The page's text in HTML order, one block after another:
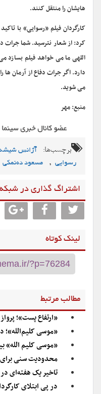
هایشان را منتقل کنند.
کارگردان فیلم «رسوایی» با
کرد: از شعار نترسید. شما جرات
اللهی ما می خواهد فیلم بسازد
دارد. اگر جرات دفاع از آرمان ها
می شوید.
منبع: مهر
برچسب‌ها: آژانس
رسوایی , مسعود ده‌نمکی
اشتراگ گذاری در شبکه
لینک کوتاه
مطالب مرتبط
«ارتفاع پست»؛
«موسی کلیم‌الله»؛
«موسی کلیم الله»
محدودیت سنی
تاخیر یک هفته‌ای
در پی ابتلای